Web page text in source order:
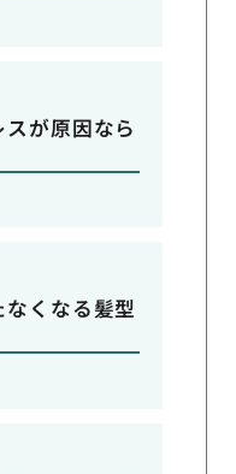
が原因なら
くなる髪型